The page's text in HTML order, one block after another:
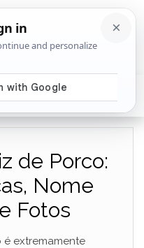
de Porco:
Nome
Fotos
extremamente